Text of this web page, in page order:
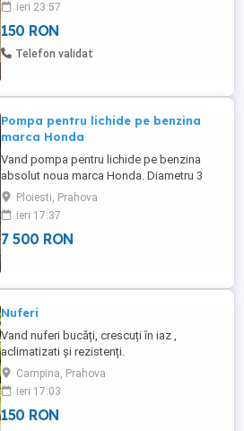
ieri 23:57
150 RON
Telefon validat
Pompa pentru lichide pe benzina
marca Honda
Vand pompa pentru lichide pe benzina
absolut noua marca Honda. Diametru 3
toli Debit 1100 litri/min
Ploiesti, Prahova
ieri 17:37
7 500 RON
Nuferi
Vand nuferi bucăți, crescuți în iaz ,
aclimatizati și rezistenți.
Campina, Prahova
ieri 17:03
150 RON